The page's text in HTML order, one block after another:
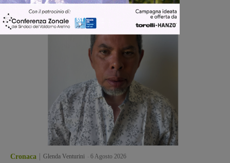
Cronaca Glenda Venturini 6 Agosto 2026